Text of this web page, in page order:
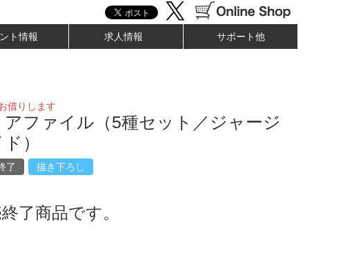
ト情報 求人情報 サポート他
借りします
アファイル（5種セット／ジャージ
）
了 描き下ろし
了商品です。